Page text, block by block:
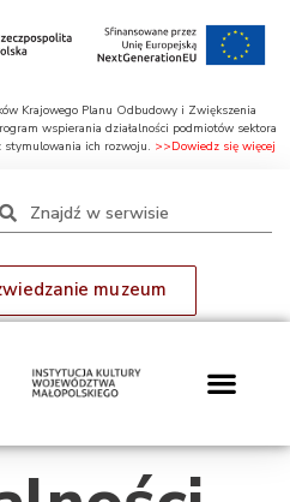
Krajowego Planu Odbudowy i Zwiększenia
wspierania działalności podmiotów sektora
stymulowania ich rozwoju. >>Dowiedz się więcej
muzeum